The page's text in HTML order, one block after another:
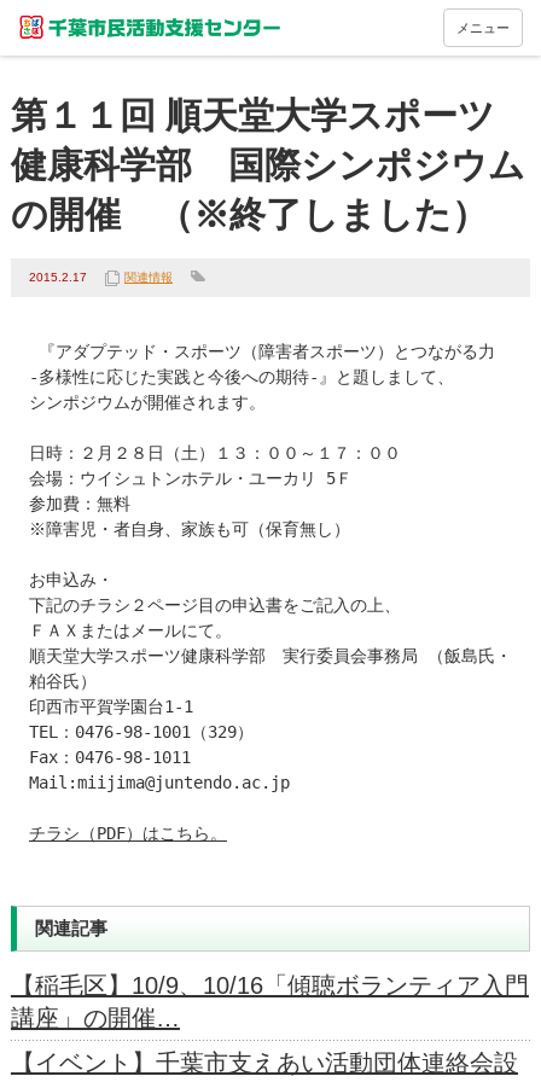
メニュー
第１１回 順天堂大学スポーツ
健康科学部 国際シンポジウム
の開催 （※終了しました）
2015.2.17 関連情報
『アダプテッド・スポーツ（障害者スポーツ）とつながる力
-多様性に応じた実践と今後への期待-』と題しまして、
シンポジウムが開催されます。
日時：２月２８日（土）１３：００～１７：００
会場：ウイシュトンホテル・ユーカリ 5Ｆ
参加費：無料
※障害児・者自身、家族も可（保育無し）
お申込み・
下記のチラシ２ページ目の申込書をご記入の上、
ＦＡＸまたはメールにて。
順天堂大学スポーツ健康科学部　実行委員会事務局 （飯島氏・
粕谷氏）
印西市平賀学園台1-1
TEL：0476-98-1001（329）
Fax：0476-98-1011
Mail:miijima@juntendo.ac.jp
チラシ（PDF）はこちら。
関連記事
【稲毛区】10/9、10/16「傾聴ボランティア入門
講座」の開催…
【イベント】千葉市支えあい活動団体連絡会設